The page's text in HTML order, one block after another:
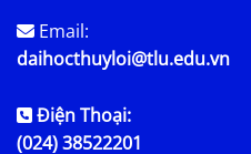
Email:
daihocthuyloi@tlu.edu.vn
Điện Thoại:
(024) 38522201